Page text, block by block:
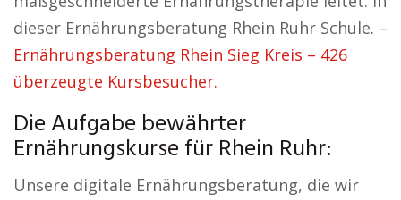
dieser Ernährungsberatung Rhein Ruhr Schule. –
Ernährungsberatung Rhein Sieg Kreis – 426
überzeugte Kursbesucher.
Die Aufgabe bewährter
Ernährungskurse für Rhein Ruhr:
Unsere digitale Ernährungsberatung, die wir